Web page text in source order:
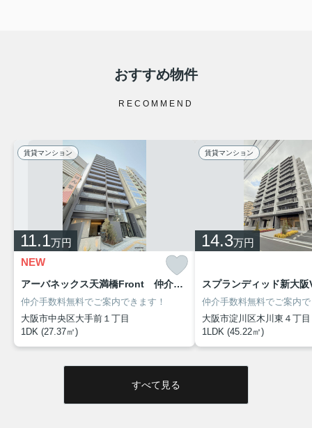
おすすめ物件
RECOMMEND
賃貸マンション
11.1万円
NEW
アーバネックス天満橋Front 仲介手数料無料
仲介手数料無料でご案内できます！
大阪市中央区大手前１丁目
1DK (27.37㎡)
賃貸マンション
14.3万円
仲介手数料無料でご案内
大阪市淀川区木川東４丁目
1LDK (45.22㎡)
すべて見る